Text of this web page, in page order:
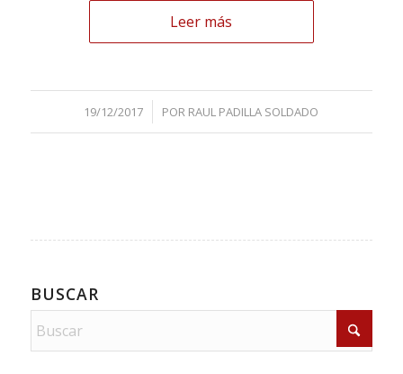
Leer más
19/12/2017
/ POR RAUL PADILLA SOLDADO
BUSCAR